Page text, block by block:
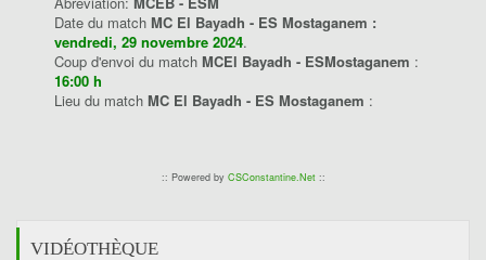
Date du match MC El Bayadh - ES Mostaganem :
vendredi, 29 novembre 2024.
Coup d'envoi du match MCEl Bayadh - ESMostaganem :
16:00 h
Lieu du match MC El Bayadh - ES Mostaganem :
:: Powered by CSConstantine.Net::
VIDÉOTHÈQUE